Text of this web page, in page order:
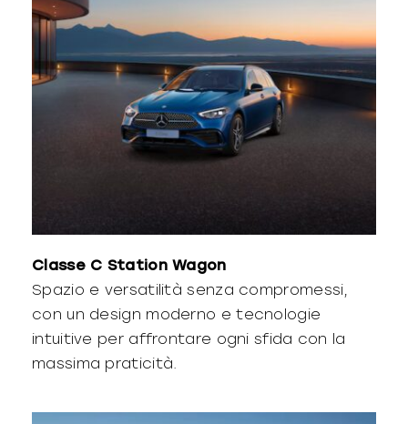
Classe C Station Wagon
Spazio e versatilità senza compromessi,
con un design moderno e tecnologie
intuitive per affrontare ogni sfida con la
massima praticità.